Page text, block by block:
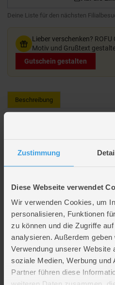
Zustimmung
Diese Webseite verwendet
Wir verwenden Cookies, um
personalisieren, Funktionen
zu können und die Zugriffe
analysieren. Außerdem
Verwendung unserer Website
soziale Medien, Werbung und
Partner führen diese
Deine Liste für den nächsten
Lieber verschenken?
Motiv und Grußtext
Gutschein gestalten
Beschreibung
schleich® - HORSE CLUB -
Kleinere Verletzungen behandelt sie
Lieferumfang
Artikelmerkmale
Farbe
Altersempfehlung